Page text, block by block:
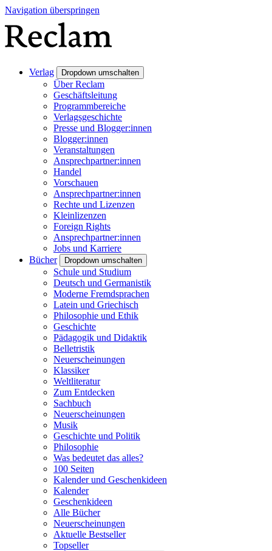
Navigation überspringen
Verlag Dropdown umschalten
Über Reclam
Geschäftsleitung
Programmbereiche
Verlagsgeschichte
Presse und Blogger:innen
Blogger:innen
Veranstaltungen
Ansprechpartner:innen
Handel
Vorschauen
Ansprechpartner:innen
Rechte und Lizenzen
Kleinlizenzen
Foreign Rights
Ansprechpartner:innen
Jobs und Karriere
Bücher
Dropdown umschalten
Schule und Studium
Deutsch und Germanistik
Moderne Fremdsprachen
Latein und Griechisch
Philosophie und Ethik
Geschichte
Pädagogik und Didaktik
Belletristik
Neuerscheinungen
Klassiker
Weltliteratur
Zum Entdecken
Sachbuch
Neuerscheinungen
Musik
Geschichte und Politik
Philosophie
Was bedeutet das alles?
100 Seiten
Kalender und Geschenkideen
Kalender
Geschenkideen
Alle Bücher
Neuerscheinungen
Aktuelle Bestseller
Topseller